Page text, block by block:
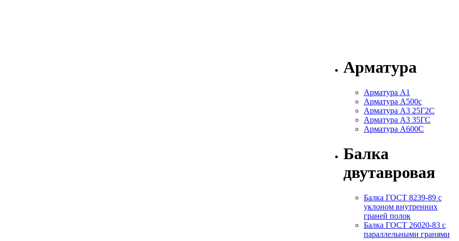
Арматура
Арматура А1
Арматура А500с
Арматура А3 25Г2С
Арматура А3 35ГС
Арматура А600С
Балка
двутавровая
Балка ГОСТ 8239-89 с
уклоном внутренних
граней полок
Балка ГОСТ 26020-83 с
параллельными гранями